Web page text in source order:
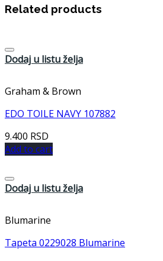
Related products
Dodaj u listu želja
Graham & Brown
EDO TOILE NAVY 107882
9.400 RSD
Add to cart
Dodaj u listu želja
Blumarine
Tapeta 0229028 Blumarine